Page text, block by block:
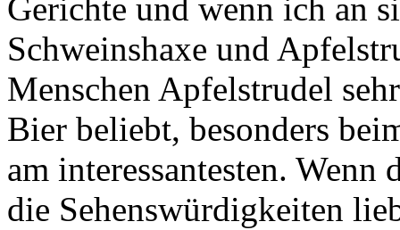
Gerichte und wenn ich an
Schweinshaxe und
Menschen Apfelstrudel
Bier beliebt, besonders
am interessantesten.
die Sehenswürdigkeiten